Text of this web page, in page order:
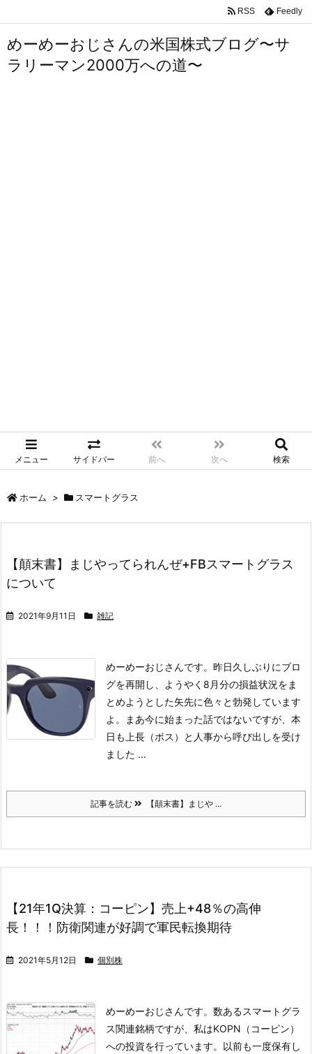
めーめーおじさんの米国株式ブログ〜サ
ラリーマン2000万への道〜
メニュー サイドバー 前へ 次へ 検索
RSS Feedly
ホーム > スマートグラス
【顛末書】まじやってられんぜ+FBスマートグラス
について
2021年9月11日 雑記
めーめーおじさんです。 昨日久しぶりにブロ
グを再開し、ようやく8月分の損益状況をま
とめようとした矢先に色々と勃発しています
よ。
まあ今に始まった話ではないですが、本
日も上長（ボス）と人事から呼び出しを受け
ました ...
記事を読む 【顛末書】まじや ...
【21年1Q決算：コーピン】売上+48％の高伸
長！！！防衛関連が好調で軍民転換期待
2021年5月12日 個別株
めーめーおじさんです。 数あるスマートグラ
ス関連銘柄ですが、私はKOPN（コーピン）
への投資を行っています。以前も一度保有し